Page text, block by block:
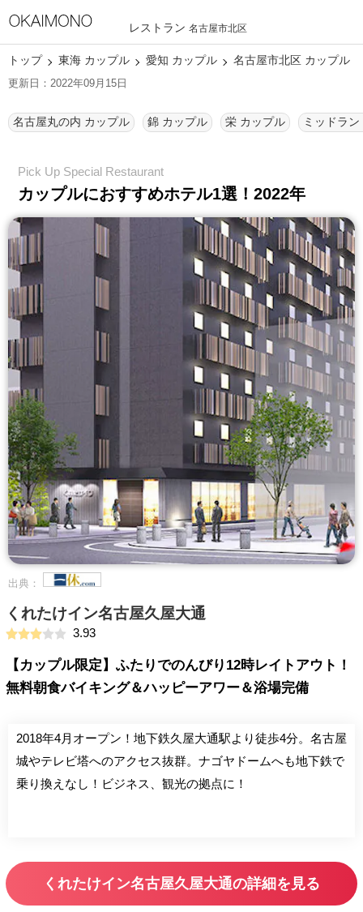
レストラン 名古屋市北区
トップ 東海 カップル 愛知 カップル 名古屋市北区 カップル
更新日：2022年09月15日
名古屋丸の内 カップル 錦 カップル 栄 カップル
カップルにおすすめホテル1選！2022年
出典：
くれたけイン名古屋久屋大通
3.93
【カップル限定】ふたりでのんびり12時レイトアウト！
無料朝食バイキング＆ハッピーアワー＆浴場完備
2018年4月オープン！地下鉄久屋大通駅より徒歩4分。名古屋
城やテレビ塔へのアクセス抜群。ナゴヤドームへも地下鉄で
乗り換えなし！ビジネス、観光の拠点に！
くれたけイン名古屋久屋大通の詳細を見る